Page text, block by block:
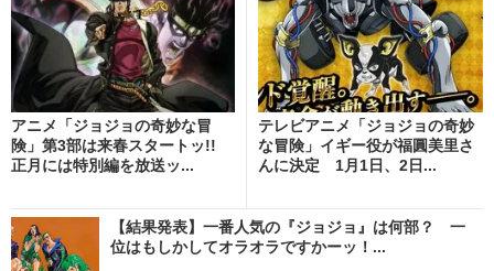
アニメ「ジョジョの奇妙な冒
険」第3部は来春スタートッ!!
正月には特別編を放送ッ...
テレビアニメ「ジョジョの奇妙
な冒険」イギー役が福圓美里さ
んに決定 1月1日、2日...
【結果発表】一番人気の『ジョジョ』は何部？ 一
位はもしかしてオラオラですかーッ！...